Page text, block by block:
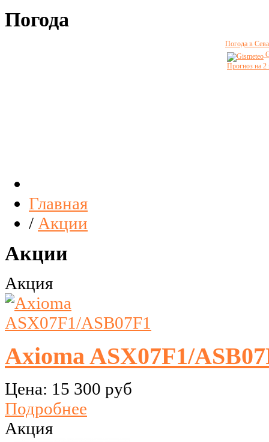
Погода
Погода в
Прогноз на 2
Главная
/ Акции
Акции
Акция
Axioma ASX07F1/
Цена: 15 300 руб
Подробнее
Акция